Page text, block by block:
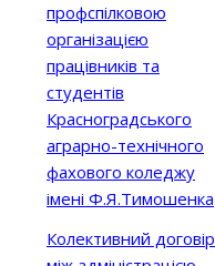
профспілковою
організацією
працівників та
студентів
Красноградського
аграрно-технічного
фахового коледжу
імені Ф.Я.Тимошенка
Колективний договір